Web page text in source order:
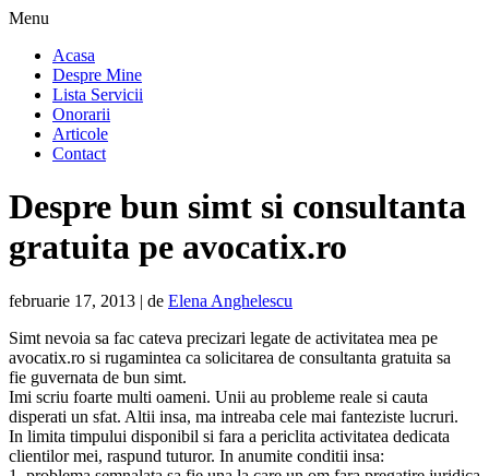
Menu
Acasa
Despre Mine
Lista Servicii
Onorarii
Articole
Contact
Despre bun simt si consultanta
gratuita pe avocatix.ro
februarie 17, 2013 | de Elena Anghelescu
Simt nevoia sa fac cateva precizari legate de activitatea mea pe
avocatix.ro si rugamintea ca solicitarea de consultanta gratuita sa
fie guvernata de bun simt.
Imi scriu foarte multi oameni. Unii au probleme reale si cauta
disperati un sfat. Altii insa, ma intreaba cele mai fanteziste lucruri.
In limita timpului disponibil si fara a periclita activitatea dedicata
clientilor mei, raspund tuturor. In anumite conditii insa: